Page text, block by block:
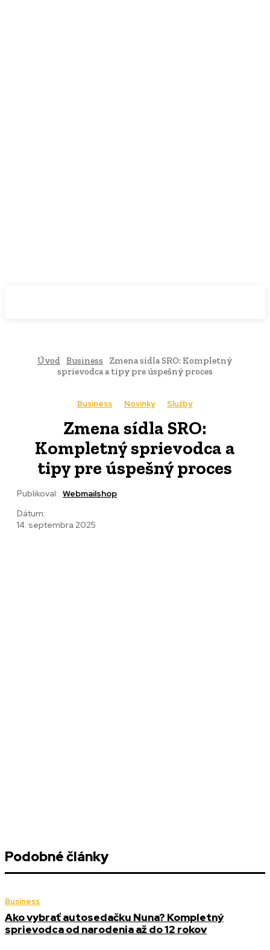
Úvod Business
Zmena sídla SRO: Kompletný
sprievodca a tipy pre úspešný proces
Business Novinky Služby
Zmena sídla SRO:
Kompletný sprievodca a
tipy pre úspešný proces
Publikoval: Webmailshop
Dátum:
14. septembra 2025
Podobné články
Business
Ako vybrať autosedačku Nuna? Kompletný
sprievodca od narodenia až do 12 rokov